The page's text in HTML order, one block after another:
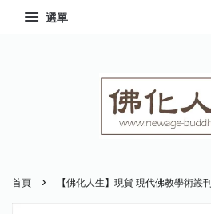
選單
首頁 › 【佛化人生】現貨 現代佛教學術叢